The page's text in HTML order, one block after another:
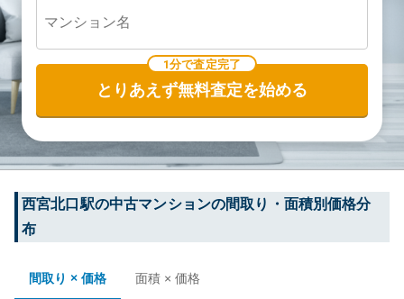
1分で査定完了
とりあえず無料査定を始める
西宮北口駅の中古マンションの間取り・面積別価格分
布
間取り × 価格 面積 × 価格